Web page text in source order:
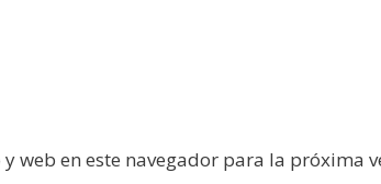
web en este navegador para la próxima